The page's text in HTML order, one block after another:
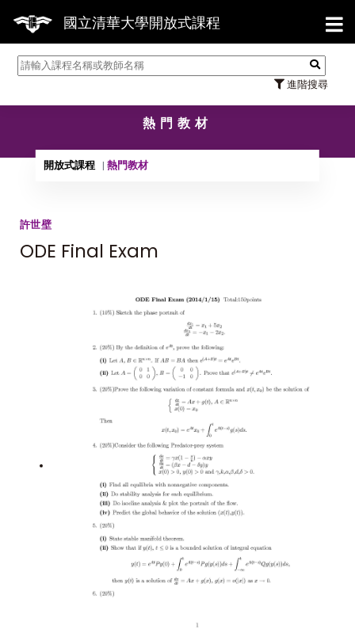
國立清華大學開放式課程
進階搜尋
【
熱門教材
開放式課程 熱門教材
許世壁
ODE Final Exam